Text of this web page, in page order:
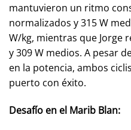
mantuvieron un ritmo
normalizados y 315 W
W/kg, mientras que Jorge
y 309 W medios. A pesar
en la potencia, ambos
puerto con éxito.
Desafío en el Marib Blan: